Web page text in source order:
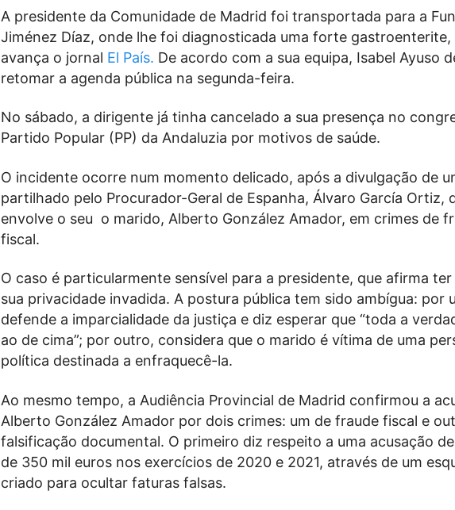
A presidente da Comunidade de Madrid foi transportada para a
Jiménez Díaz, onde lhe foi diagnosticada uma forte gastroenterite,
avança o jornal El País. De acordo com a sua equipa, Isabel Ayuso
retomar a agenda pública na segunda-feira.
No sábado, a dirigente já tinha cancelado a sua presença no
Partido Popular (PP) da Andaluzia por motivos de saúde.
O incidente ocorre num momento delicado, após a divulgação de
partilhado pelo Procurador-Geral de Espanha, Álvaro García Ortiz,
envolve o seu o marido, Alberto González Amador, em crimes de
fiscal.
O caso é particularmente sensível para a presidente, que afirma
sua privacidade invadida. A postura pública tem sido ambígua: por
defende a imparcialidade da justiça e diz esperar que “toda a
ao de cima”; por outro, considera que o marido é vítima de uma
política destinada a enfraquecê-la.
Ao mesmo tempo, a Audiência Provincial de Madrid confirmou a
Alberto González Amador por dois crimes: um de fraude fiscal e
falsificação documental. O primeiro diz respeito a uma acusação
de 350 mil euros nos exercícios de 2020 e 2021, através de um
criado para ocultar faturas falsas.